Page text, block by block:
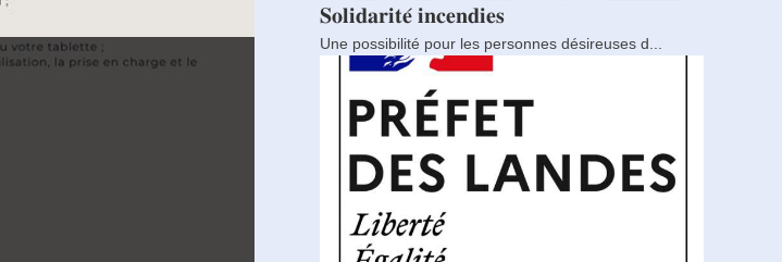
𝐒𝐨𝐥𝐢𝐝𝐚𝐫𝐢𝐭𝐞́ 𝐢𝐧𝐜𝐞𝐧𝐝𝐢𝐞𝐬
Une possibilité pour les personnes désireuses d...